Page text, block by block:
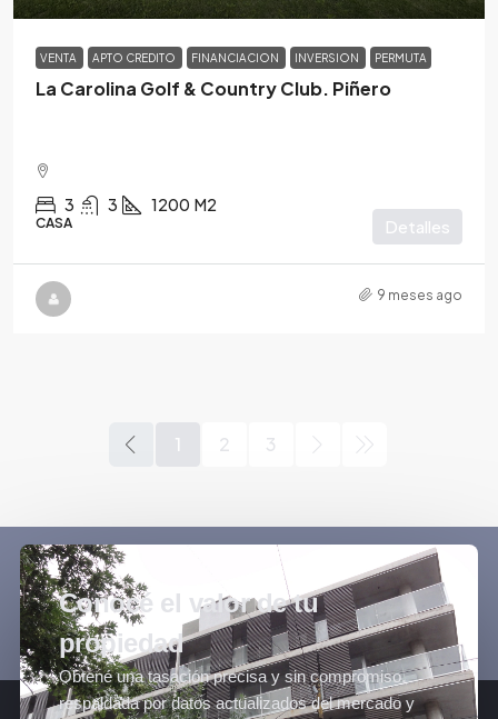
VENTA APTO CREDITO FINANCIACION INVERSION PERMUTA
La Carolina Golf & Country Club. Piñero
3 3 1200 M2
CASA Detalles
9 meses ago
1 2 3
Conocé el valor de tu
propiedad
Obtené una tasación precisa y sin compromiso,
respaldada por datos actualizados del mercado y